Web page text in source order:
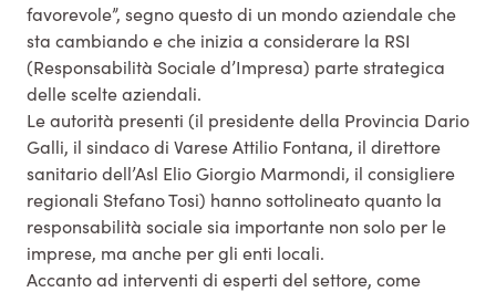
favorevole”, segno questo di un mondo aziendale che
sta cambiando e che inizia a considerare la RSI
(Responsabilità Sociale d’Impresa) parte strategica
delle scelte aziendali.
Le autorità presenti (il presidente della Provincia Dario
Galli, il sindaco di Varese Attilio Fontana, il direttore
sanitario dell’Asl Elio Giorgio Marmondi, il consigliere
regionali Stefano Tosi) hanno sottolineato quanto la
responsabilità sociale sia importante non solo per le
imprese, ma anche per gli enti locali.
Accanto ad interventi di esperti del settore, come